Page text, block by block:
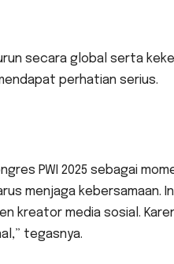
secara global serta
perhatian serius.
PWI 2025 sebagai
menjaga kebersamaan.
kreator media sosial.
tegasnya.